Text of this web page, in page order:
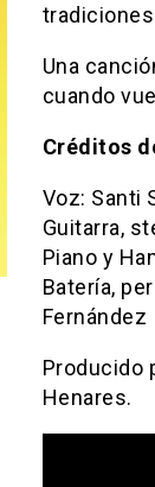
Una
cuando
Créditos
Voz: Santi
Guitarra,
Piano y
Batería,
Fernández
Producido
Henares.